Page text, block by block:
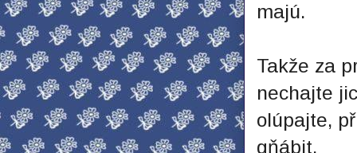
majú.
Takže za
nechajte
olúpajte,
gňábit.